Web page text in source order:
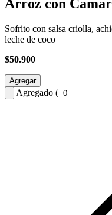
Arroz con
Sofrito con salsa criolla,
leche de coco
$50.900
Agregar
Agregado (